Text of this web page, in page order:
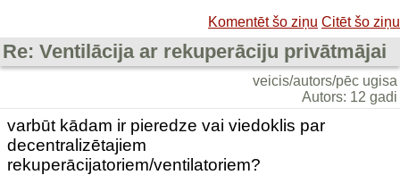
Komentēt šo ziņu Citēt šo ziņu
Re: Ventilācija ar rekuperāciju privātmājai
veicis/autors/pēc ugisa
Autors: 12 gadi
varbūt kādam ir pieredze vai viedoklis par
decentralizētajiem
rekuperācijatoriem/ventilatoriem?